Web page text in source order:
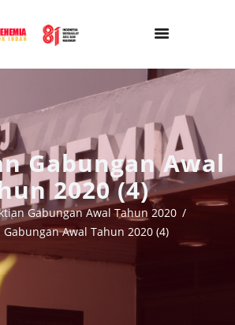
Gabungan Awal
2020 (4)
Gabungan Awal Tahun 2020
Awal Tahun 2020 (4)